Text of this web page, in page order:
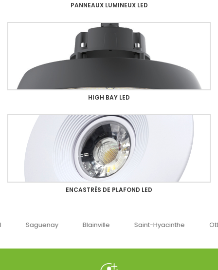
PANNEAUX LUMINEUX LED
HIGH BAY LED
ENCASTRÉS DE PLAFOND LED
Blainville Saint-Hyacinthe Ottawa